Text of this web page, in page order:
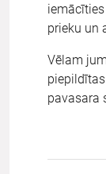
prieku un
Vēlam
pavasara